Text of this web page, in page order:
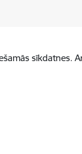
sīkdatnes.